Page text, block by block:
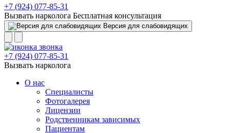
+7 (924) 077-85-31
Вызвать нарколога Бесплатная консультация
Версия для слабовидящих
+7 (924) 077-85-31
Вызвать нарколога
О нас
Специалисты
Фотогалерея
Лицензии
Родственникам зависимых
Пациентам